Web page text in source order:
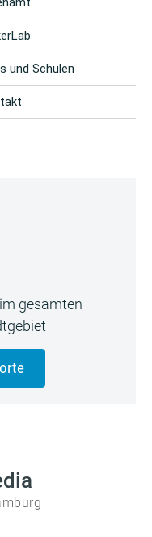
und Schulen
gesamten